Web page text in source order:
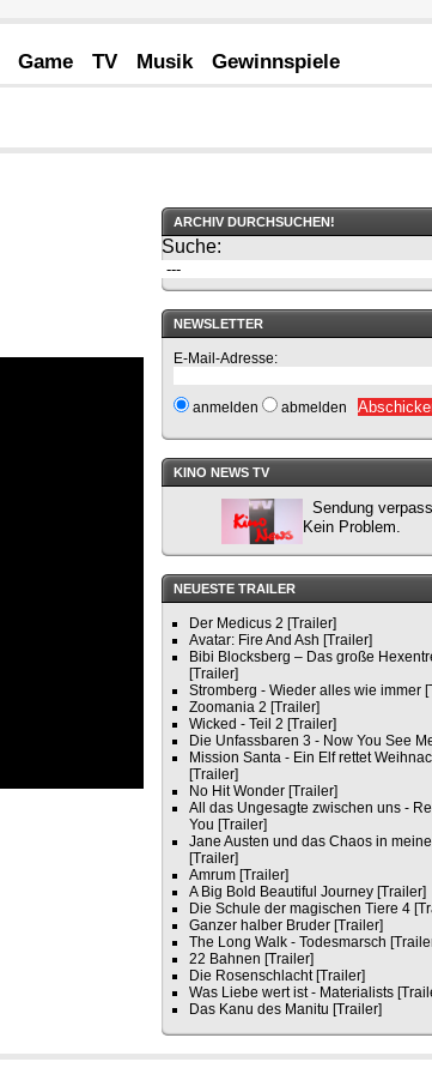
Game TV Musik Gewinnspiele
ARCHIV DURCHSUCHEN!
Suche:
NEWSLETTER
E-Mail-Adresse:
anmelden abmelden
KINO NEWS TV
Sendung
Kein Problem.
NEUESTE TRAILER
Der Medicus 2 [Trailer]
Avatar: Fire And Ash [Trailer]
Bibi Blocksberg – Das große
[Trailer]
Stromberg - Wieder alles wie immer
Zoomania 2 [Trailer]
Wicked - Teil 2 [Trailer]
Die Unfassbaren 3 - Now You See
Mission Santa - Ein Elf rettet
[Trailer]
No Hit Wonder [Trailer]
All das Ungesagte zwischen uns -
You [Trailer]
Jane Austen und das Chaos in
[Trailer]
Amrum [Trailer]
A Big Bold Beautiful Journey [Trailer]
Die Schule der magischen Tiere 4
Ganzer halber Bruder [Trailer]
The Long Walk - Todesmarsch
22 Bahnen [Trailer]
Die Rosenschlacht [Trailer]
Was Liebe wert ist - Materialists
Das Kanu des Manitu [Trailer]